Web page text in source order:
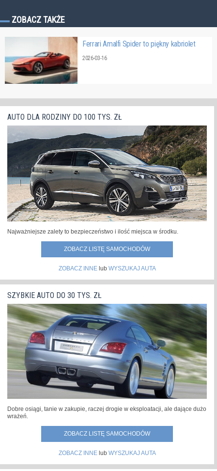
ZOBACZ TAKŻE
Ferrari Amalfi Spider to piękny kabriolet
2026-03-16
AUTO DLA RODZINY DO 100 TYS. ZŁ
Najważniejsze zalety to bezpieczeństwo i ilość miejsca w środku.
ZOBACZ LISTĘ SAMOCHODÓW
ZOBACZ INNElub WYSZUKAJ AUTA
SZYBKIE AUTO DO 30 TYS. ZŁ
Dobre osiągi, tanie w zakupie, raczej drogie w eksploatacji, ale dające dużo
wrażeń.
ZOBACZ LISTĘ SAMOCHODÓW
ZOBACZ INNElub WYSZUKAJ AUTA